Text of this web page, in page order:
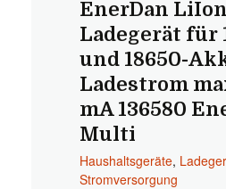
EnerDan
Ladegerät für
und 18650-
Ladestrom
mA 136580
Multi
Haushaltsgeräte,
Stromversorgung